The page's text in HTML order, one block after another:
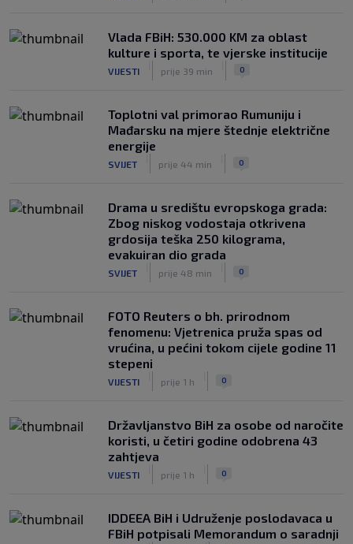
Vlada FBiH: 530.000 KM za oblast
kulture i sporta, te vjerske institucije
VIJESTI prije 39 min 0
Toplotni val primorao Rumuniju i
Mađarsku na mjere štednje električne
energije
SVIJET prije 44 min 0
Drama u središtu evropskoga grada:
Zbog niskog vodostaja otkrivena
grdosija teška 250 kilograma,
evakuiran dio grada
SVIJET prije 48 min 0
FOTO Reuters o bh. prirodnom
fenomenu: Vjetrenica pruža spas od
vrućina, u pećini tokom cijele godine 11
stepeni
VIJESTI prije 1 h 0
Državljanstvo BiH za osobe od naročite
koristi, u četiri godine odobrena 43
zahtjeva
VIJESTI prije 1 h 0
IDDEEA BiH i Udruženje poslodavaca u
FBiH potpisali Memorandum o saradnji